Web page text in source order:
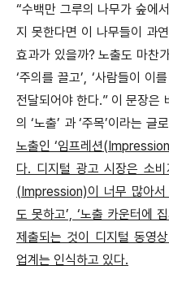
“수백만 그루의 나무가 숲에
지 못한다면 이 나무들이 과
효과가 있을까? 노출도 마찬
‘주의를 끌고’, ‘사람들이 이
전달되어야 한다.” 이 문장은
의 ‘노출’ 과 ‘주목’이라는 글
노출인 ‘임프레션
다. 디지털 광고 시장은 소
(Impression)이 너무 많아서
도 못하고’, ‘노출 카운터에
제출되는 것이 디지털 동영
업계는 인식하고 있다.